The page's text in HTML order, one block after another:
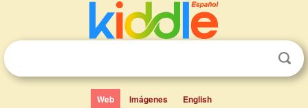
Web Imágenes English